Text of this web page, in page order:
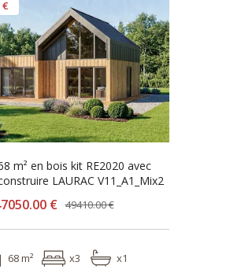
m² en bois kit RE2020 avec
LAURAC V11_A1_Mix2
€ 49410.00 €
68 m² x3 x1